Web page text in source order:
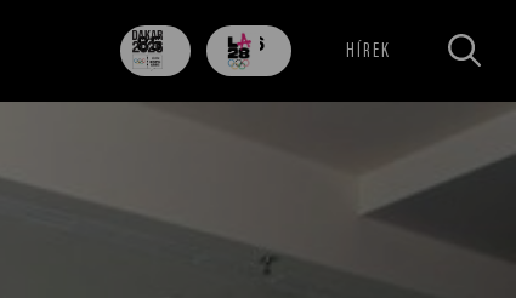
85
nap
706
nap HÍREK